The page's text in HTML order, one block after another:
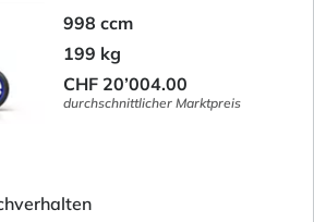
998 ccm
199 kg
CHF 20’004.00
durchschnittlicher Marktpreis